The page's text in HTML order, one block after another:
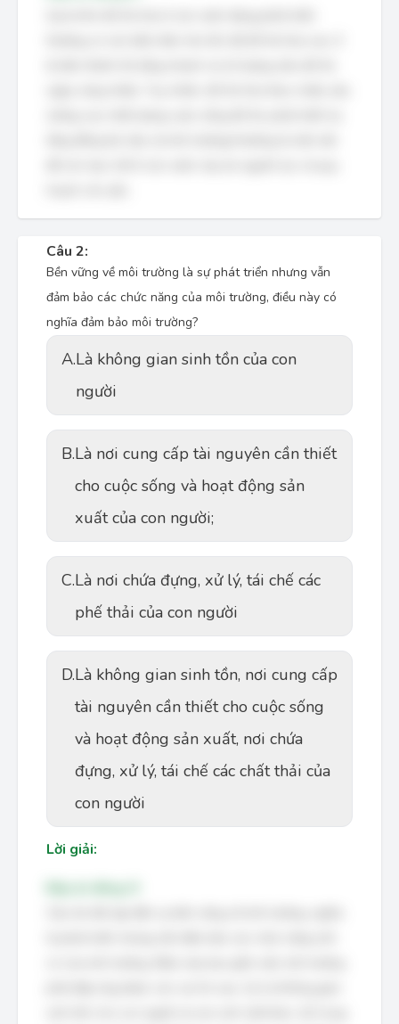
Câu 2:
Bền vững về môi trường là sự phát triển nhưng vẫn
đảm bảo các chức năng của môi trường, điều này có
nghĩa đảm bảo môi trường?
A.Là không gian sinh tồn của con
người
B.Là nơi cung cấp tài nguyên cần thiết
cho cuộc sống và hoạt động sản
xuất của con người;
C.Là nơi chứa đựng, xử lý, tái chế các
phế thải của con người
D.Là không gian sinh tồn, nơi cung cấp
tài nguyên cần thiết cho cuộc sống
và hoạt động sản xuất, nơi chứa
đựng, xử lý, tái chế các chất thải của
con người
Lời giải: